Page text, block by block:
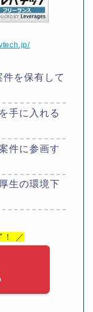
を保有して
手に入れる
件に参画す
生の環境下
！ ／